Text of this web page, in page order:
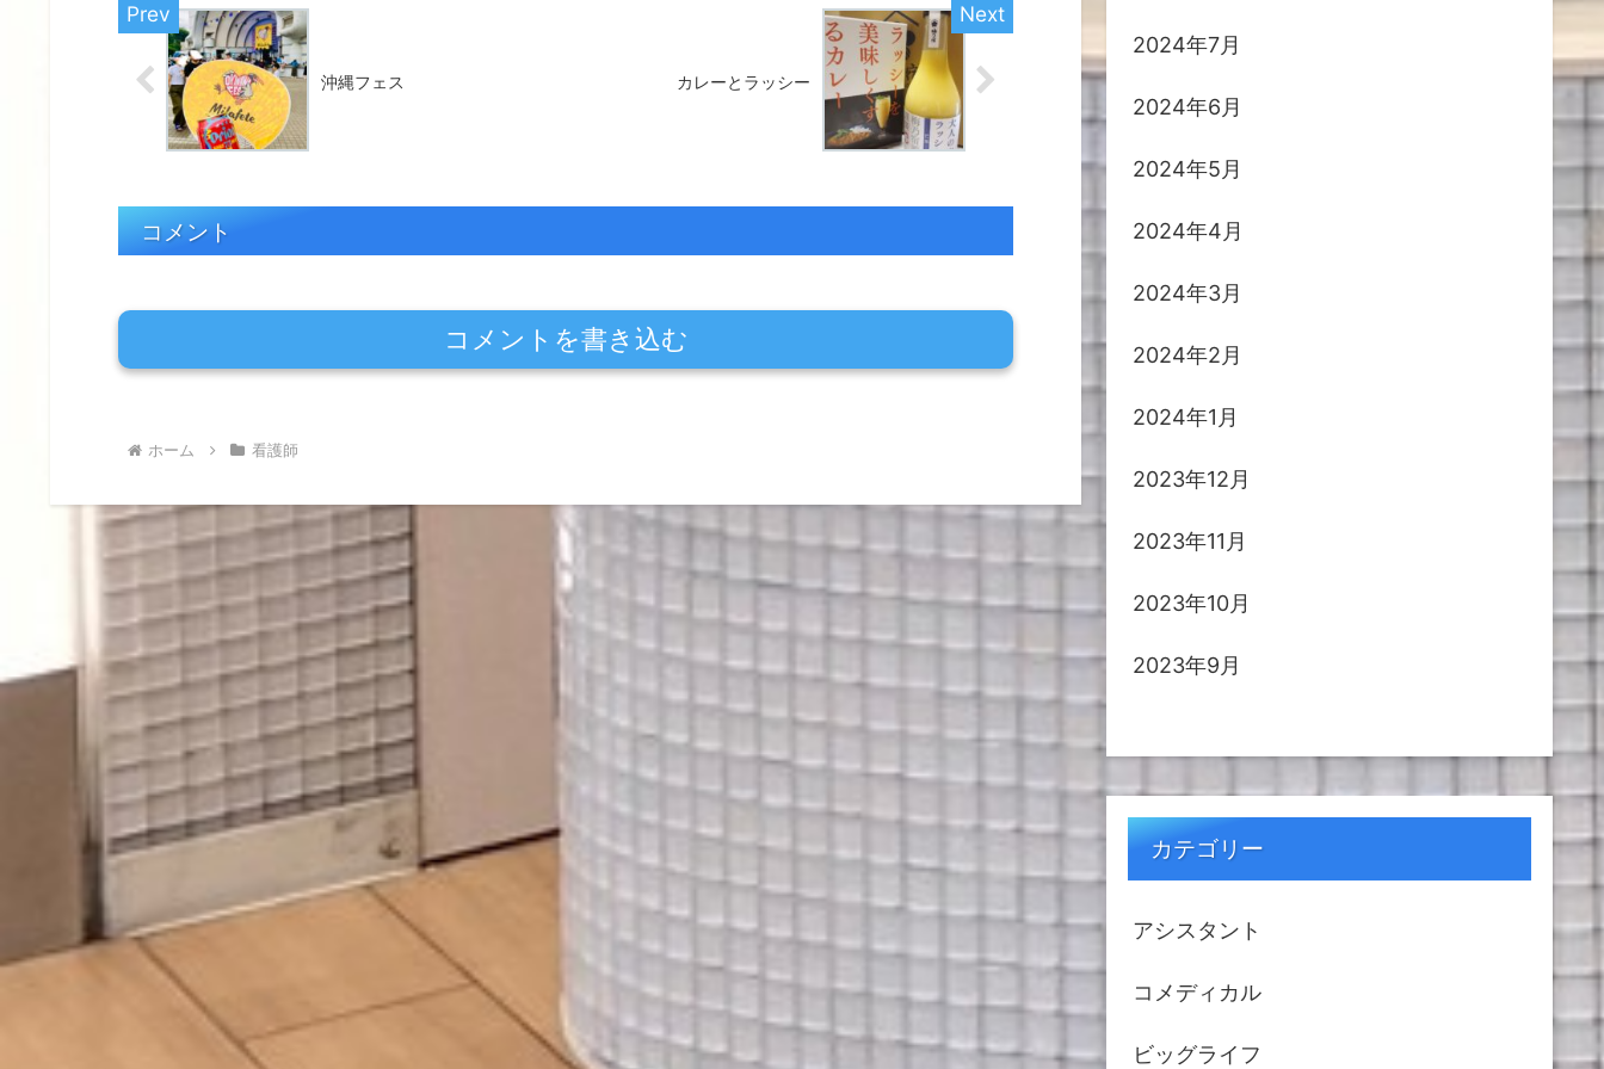
沖縄フェス カレーとラッシー
コメント
コメントを書き込む
ホーム 看護師
2024年7月
2024年6月
2024年5月
2024年4月
2024年3月
2024年2月
2024年1月
2023年12月
2023年11月
2023年10月
2023年9月
カテゴリー
アシスタント
コメディカル
ビッグライフ